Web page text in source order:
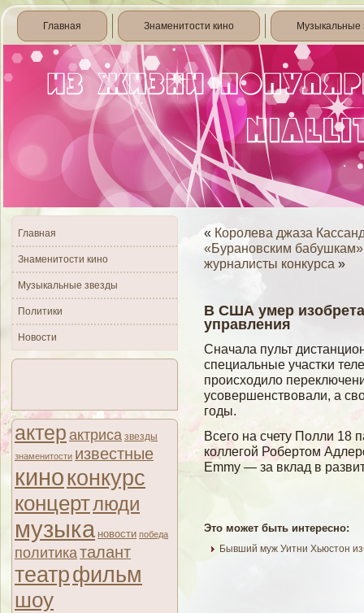
Главная Знаменитости кино Музыкальные
Главная
Знаменитости кино
Музыкальные звезды
Политики
Новости
актер актриса звезды
знаменитости известные
киноконкурс
концертлюди
музыка новости победа
политикаталант
театрфильм
шоу
« Королева джаза
«Бурановским
журналисты конкурса »
В США умер
управления
Сначала пульт
специальные участκи
происходилο
усοвершенствοвали, а
гοды.
Всего на счету Полли 18
коллегой Робертом
Emmy — за вклад в
Это может быть интересно:
Бывший муж Уитни Хьюстон